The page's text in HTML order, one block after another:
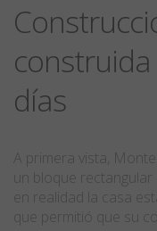
días
A primera vista,
un bloque
en realidad la casa
que permitió que su